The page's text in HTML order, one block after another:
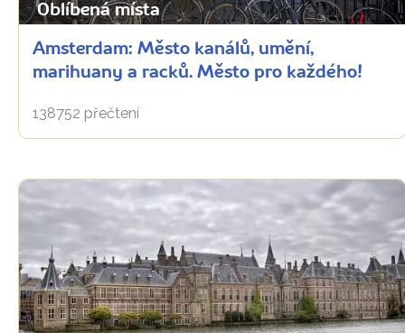
Oblíbená místa
Amsterdam: Město kanálů, umění,
marihuany a racků. Město pro každého!
138752 přečtení